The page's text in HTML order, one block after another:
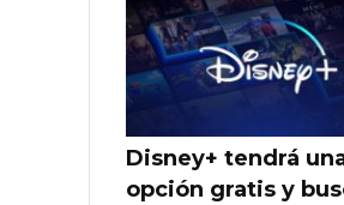
Disney+ tendrá
opción gratis y